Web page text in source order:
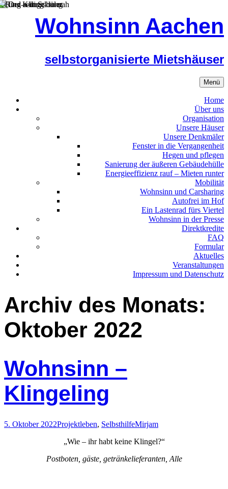
Wohnsinn Aachen
selbstorganisierte Mietshäuser
Menü
Home
Über uns
Organisation
Unsere Häuser
Unsere Denkmäler
Fenster in die Vergangenheit
Hegen und pflegen
Sanierung der äußeren Gebäudehülle
Energieeffizienz rauf – Mieten runter
Mobilität
Wohnsinn und Carsharing
Autofrei im Hof
Ein Lastenrad fürs Viertel
Wohnsinn in der Presse
Direktkredite
FAQ
Formular
Aktuelles
Veranstaltungen
Impressum und Datenschutz
Archiv des Monats:
Oktober 2022
Wohnsinn –
Klingeling
5. Oktober 2022Projektleben, SelbsthilfeMirjam
„Wie – ihr habt keine Klingel?“
Postboten, gäste, getränkelieferanten, Alle